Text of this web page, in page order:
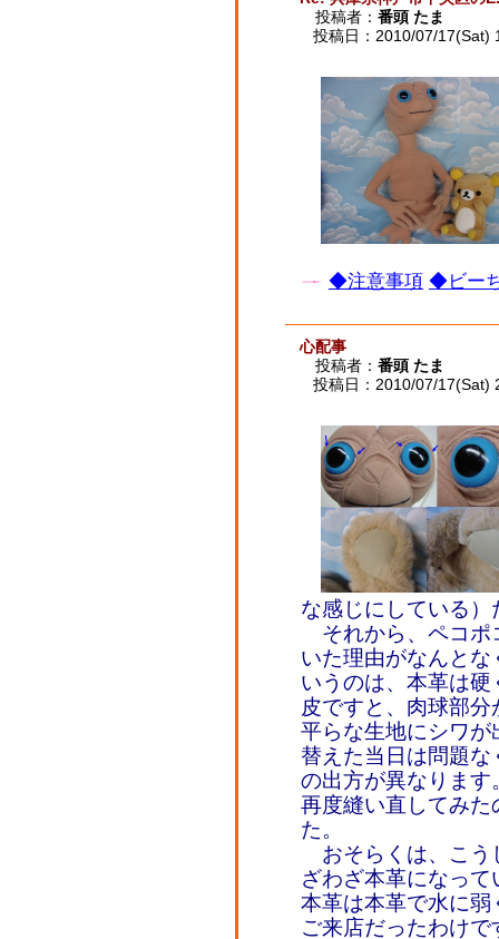
投稿者： 番頭 たま
投稿日：2010/07/17(Sat)
◆注意事項 ◆ビー
心配事
投稿者： 番頭 たま
投稿日：2010/07/17(Sat)
な感じにしている
それから、ペコポ
いた理由がなんと
いうのは、本革は
皮ですと、肉球部
平らな生地にシワ
替えた当日は問題
の出方が異なりま
再度縫い直してみ
た。
おそらくは、こう
ざわざ本革になっ
本革は本革で水に
ご来店だったわけ